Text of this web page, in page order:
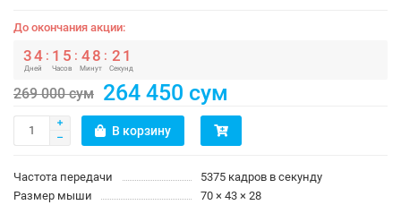
До окончания акции:
34
Дней
: 1 5
Часов
: 48
Минут
: 2 1
Секунд
269 000 сум 264 450 сум
В корзину
Частота передачи
5375 кадров в секунду
Размер мыши
70 × 43 × 28